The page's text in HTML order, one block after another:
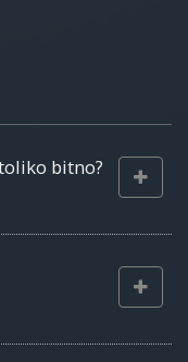
bitno?